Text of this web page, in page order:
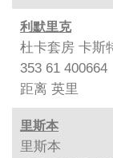
利默里克
杜卡套房 卡斯
353 61 400664
距离 英里
里斯本
里斯本